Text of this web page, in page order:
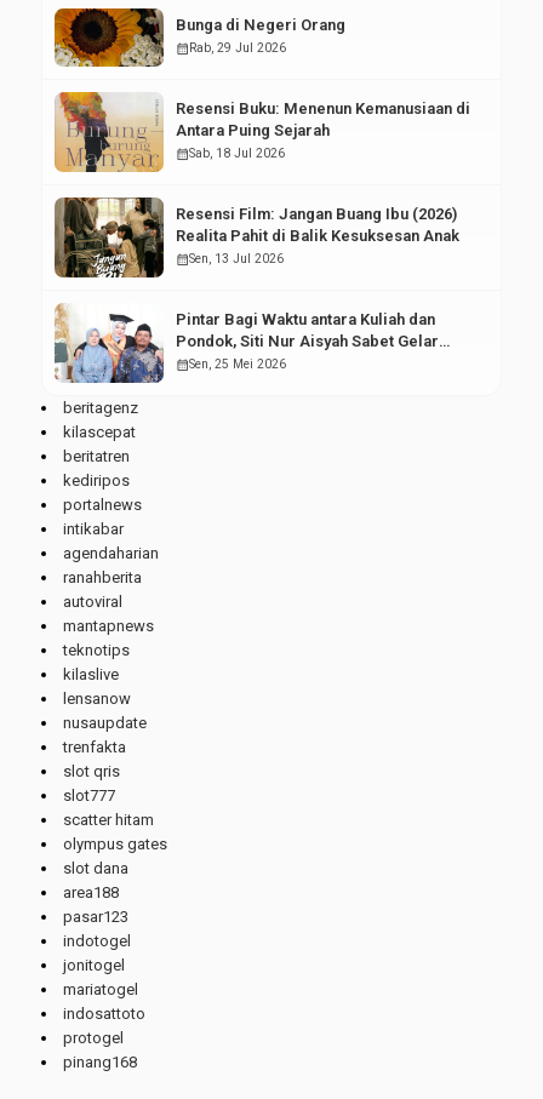
Bunga di Negeri Orang
calendar_monthRab, 29 Jul 2026
Resensi Buku: Menenun Kemanusiaan di
Antara Puing Sejarah
calendar_monthSab, 18 Jul 2026
Resensi Film: Jangan Buang Ibu (2026)
Realita Pahit di Balik Kesuksesan Anak
calendar_monthSen, 13 Jul 2026
Pintar Bagi Waktu antara Kuliah dan
Pondok, Siti Nur Aisyah Sabet Gelar
Wisudawan Terbaik
calendar_monthSen, 25 Mei 2026
beritagenz
kilascepat
beritatren
kediripos
portalnews
intikabar
agendaharian
ranahberita
autoviral
mantapnews
teknotips
kilaslive
lensanow
nusaupdate
trenfakta
slot qris
slot777
scatter hitam
olympus gates
slot dana
area188
pasar123
indotogel
jonitogel
mariatogel
indosattoto
protogel
pinang168